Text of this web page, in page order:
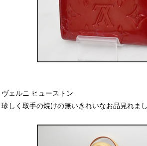
ヴェルニ ヒューストン
珍しく取手の焼けの無いきれいなお品見れまし